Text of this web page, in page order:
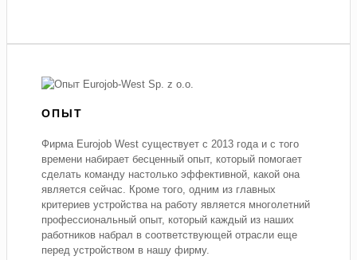
ОПЫТ
Фирма Eurojob West существует с 2013 года и с того
времени набирает бесценный опыт, который помогает
сделать команду настолько эффективной, какой она
является сейчас. Кроме того, одним из главных
критериев устройства на работу является многолетний
профессиональный опыт, который каждый из наших
работников набрал в соответствующей отрасли еще
перед устройством в нашу фирму.